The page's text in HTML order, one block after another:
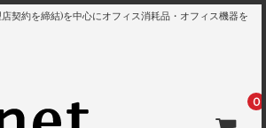
契約を締結)を中心にオフィス消耗品・オフィス機器を
0